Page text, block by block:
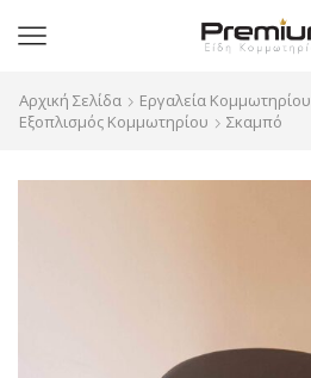
Αρχική Σελίδα
Εργαλεία Κομμωτηρίου
Εξοπλισμός Κομμωτηρίου
Σκαμπό